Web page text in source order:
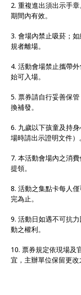
2. 重複進出須出示手
期間內有效。
3. 會場內禁止吸菸；
規者離場。
4. 活動會場禁止攜帶
始可入場。
5. 票券請自行妥善保
換補發。
6. 九歲以下孩童及持
場時請出示證明文件）。
7. 本活動會場內之消
提領。
8. 活動之集點卡每人
完為止。
9. 活動日如遇不可抗
動之權利。
10. 票券規定依現場及
宜，主辦單位保留更改